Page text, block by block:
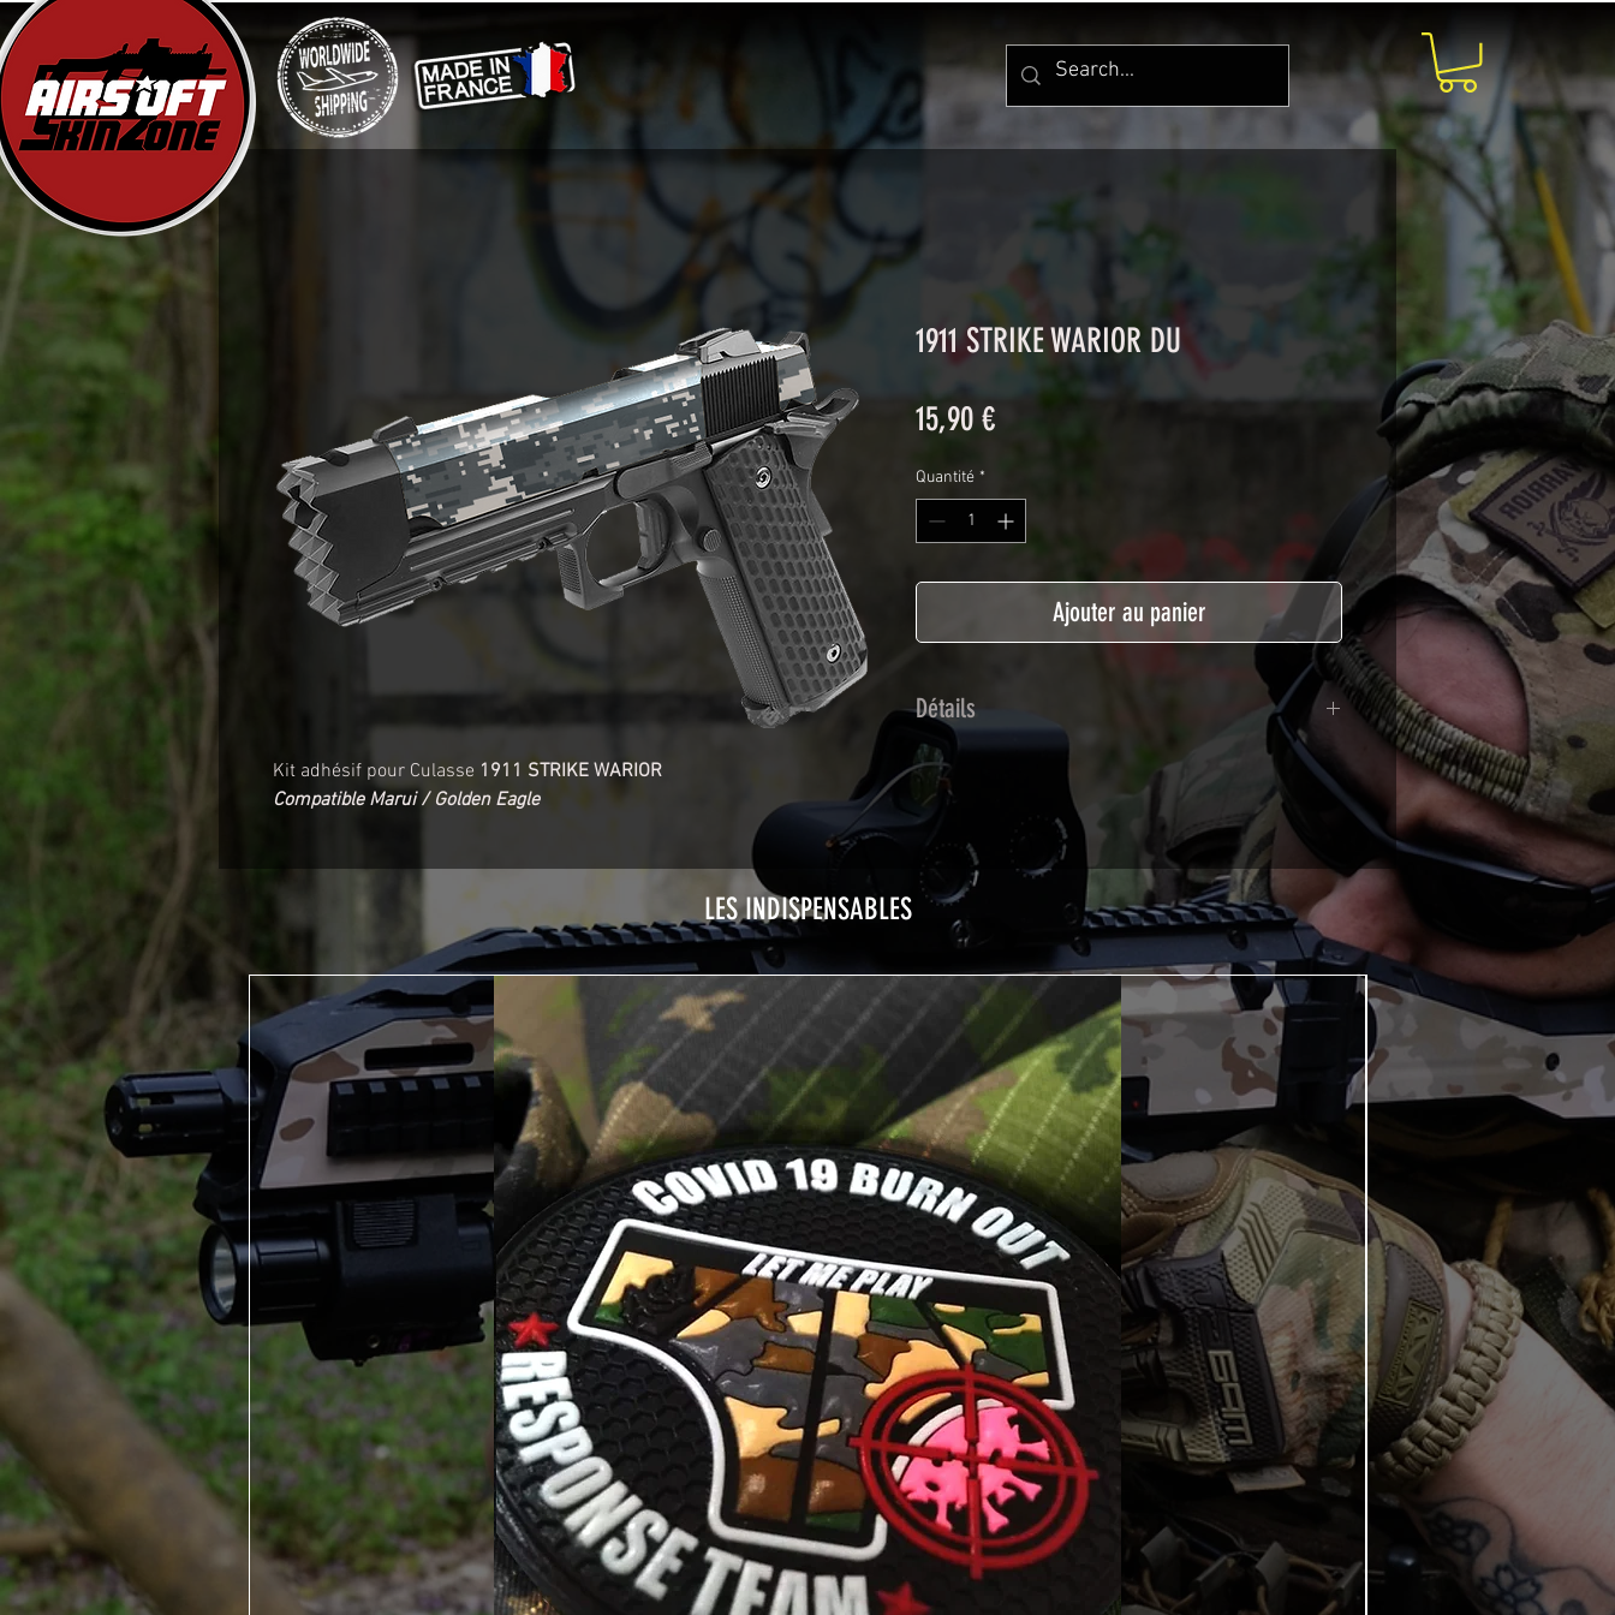
Kit adhésif pour Culasse 1911 STRIKE WARIOR
Compatible Marui / Golden Eagle
1911 STRIKE WARIOR DU
15,90 €Prix
Quantité *
Ajouter au panier
Détails
Adhésif de type polymère calandré recouvert d'une
plastification protègeant des UV et des rayures.
Utilisé initialement pour le marquage de véhicule,
les adhésifs AirsoftSkinZone offrent une grande
durabilité et résistent aux intempéries.
Nettoyer sa réplique à l'aide d'un produit alcoolisé
avant toute installation est indispensable. Un
décapeur thermique ou un sèche cheveux sera
nécessaire à l'installation de votre Skin. Voir la
rubrique
TUTOS / VIDEOS
LES INDISPENSABLES